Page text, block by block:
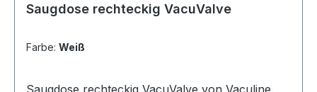
Saugdose rechteckig VacuValve
Farbe: Weiß
Saugdose rechteckig VacuValve von Vaculine.